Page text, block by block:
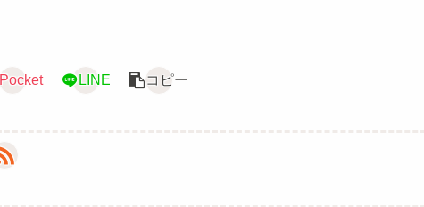
Pocket LINE コピー